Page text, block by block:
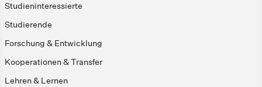
Studieninteressierte
Studierende
Forschung & Entwicklung
Kooperationen & Transfer
Lehren & Lernen